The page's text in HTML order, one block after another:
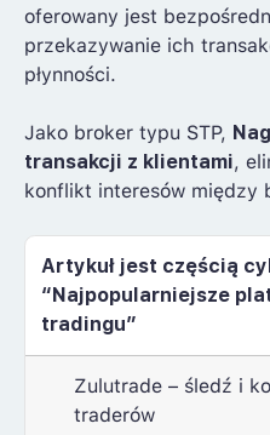
oferowany jest
przekazywanie ich
płynności.
Jako broker typu STP,
transakcji z klientami,
konflikt interesów między
Artykuł jest częścią
“Najpopularniejsze
tradingu”
Zulutrade – śledź i
traderów